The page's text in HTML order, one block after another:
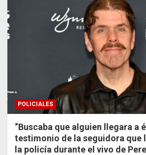
POLICIALES
“Buscaba que alguien llegara a
testimonio de la seguidora que
la policía durante el vivo de